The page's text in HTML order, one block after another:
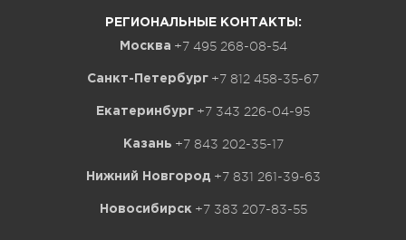
РЕГИОНАЛЬНЫЕ КОНТАКТЫ:
Москва +7 495 268-08-54
Санкт-Петербург +7 812 458-35-67
Екатеринбург +7 343 226-04-95
Казань +7 843 202-35-17
Нижний Новгород +7 831 261-39-63
Новосибирск +7 383 207-83-55